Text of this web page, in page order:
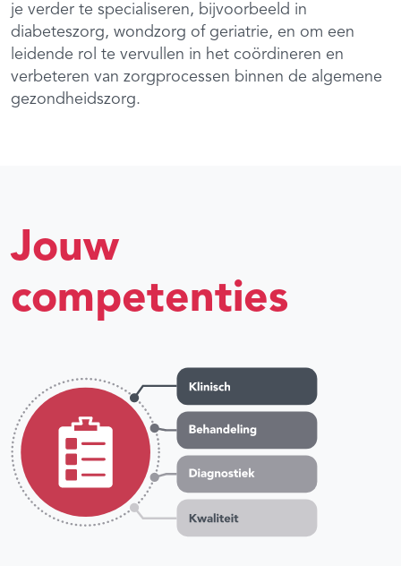
je verder te specialiseren, bijvoorbeeld in
diabeteszorg, wondzorg of geriatrie, en om een
leidende rol te vervullen in het coördineren en
verbeteren van zorgprocessen binnen de algemene
gezondheidszorg.
Jouw
competenties